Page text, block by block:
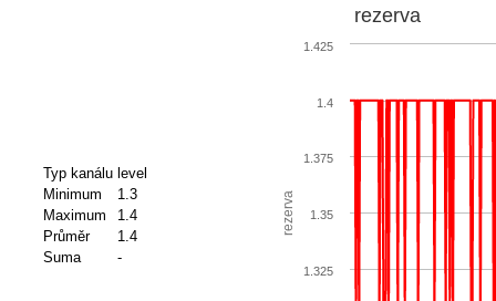
Typ kanálu level
Minimum
1.3
Maximum
1.4
Průměr
1.4
Suma
-
rezerva
rezerva
1.325
1.35
1.375
1.4
1.425